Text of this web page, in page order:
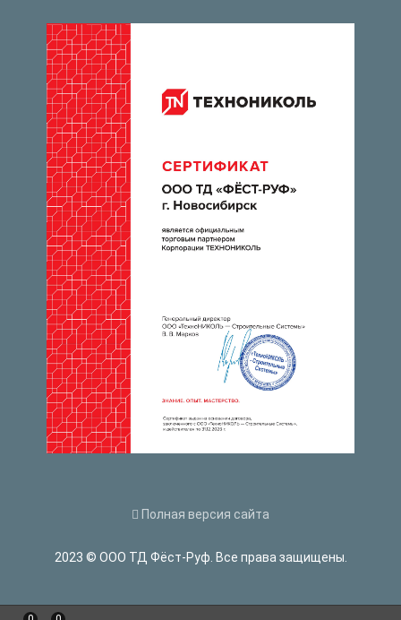
Полная версия сайта
2023 © ООО ТД Фёст-Руф. Все права защищены.